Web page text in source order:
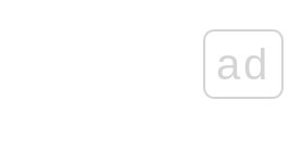
ad